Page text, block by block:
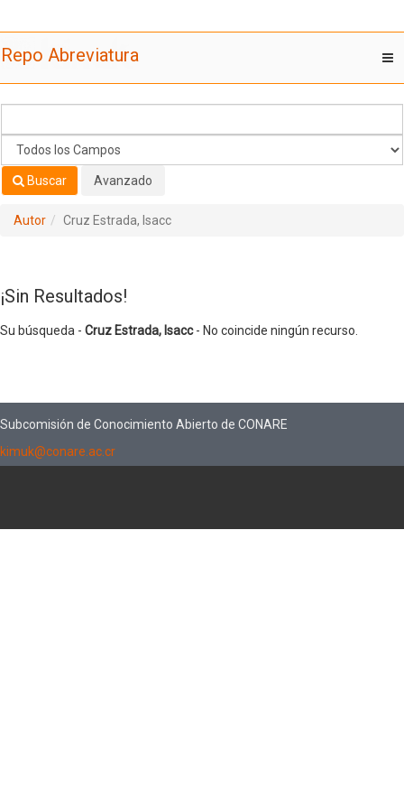
Repo Abreviatura
Buscar Avanzado
Autor Cruz Estrada, Isacc
¡Sin Resultados!
Su búsqueda - Cruz Estrada, Isacc- No coincide ningún recurso.
Subcomisión de Conocimiento Abierto de CONARE
kimuk@conare.ac.cr